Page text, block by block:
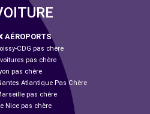
AÉROPORTS
CDG pas chère
pas chère
pas chère
Atlantique Pas Chère
pas chère
Nice pas chère